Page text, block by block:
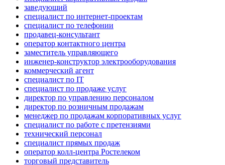
заведующий
специалист по интернет-проектам
специалист по телефонии
продавец-консультант
оператор контактного центра
заместитель управляющего
инженер-конструктор электрооборудования
коммерческий агент
специалист по IT
специалист по продаже услуг
директор по управлению персоналом
директор по розничным продажам
менеджер по продажам корпоративных услуг
специалист по работе с претензиями
технический персонал
специалист прямых продаж
оператор колл-центра Ростелеком
торговый представитель